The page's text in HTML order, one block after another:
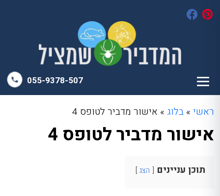
055-9378-507
ראשי » בלוג » אישור מדביר לטופס 4
אישור מדביר לטופס 4
תוכן עניינים הצג